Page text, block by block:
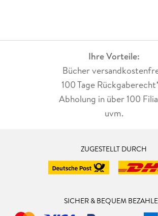
Ihre Vorteile:
Bücher
100 Tage
Abholung in über 100
uvm.
ZUGESTELLT DURCH
SICHER & BEQUEM